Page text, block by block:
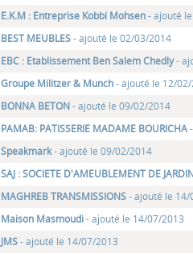
E.K.M : Entreprise Kobbi Mohsen- ajouté
BEST MEUBLES- ajouté le 02/03/2014
EBC : Etablissement Ben Salem Chedly-
Groupe Militzer & Munch- ajouté le 12/
BONNA BETON- ajouté le 09/02/2014
PAMAB: PATISSERIE MADAME BOURICHA
Speakmark- ajouté le 09/02/2014
SAJ : SOCIETE D'AMEUBLEMENT DE
MAGHREB TRANSMISSIONS- ajouté le 14/
Maison Masmoudi- ajouté le 14/07/2013
JMS- ajouté le 14/07/2013